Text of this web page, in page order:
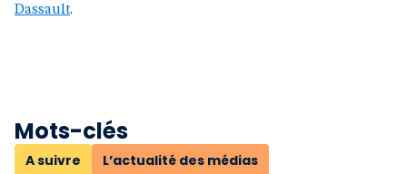
Dassault.
Mots-clés
A suivre L’actualité des médias